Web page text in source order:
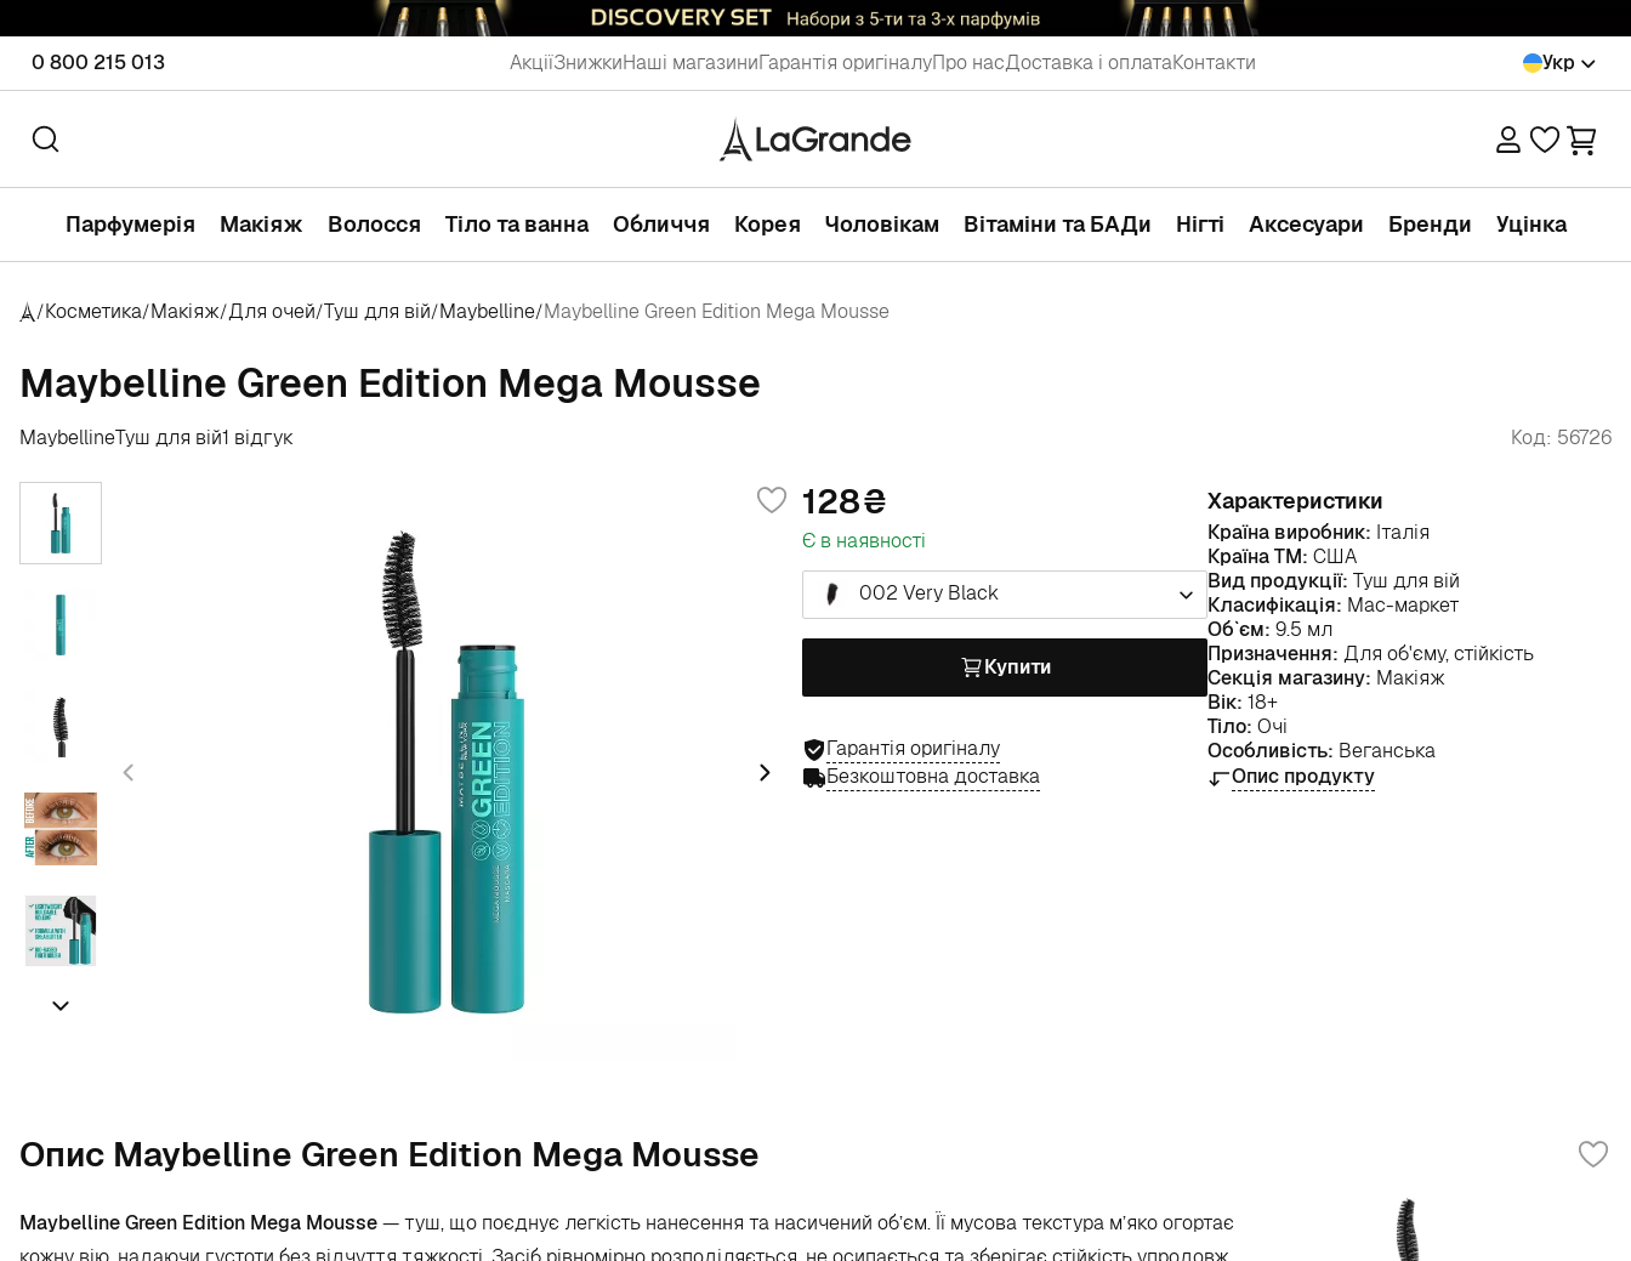
0 800 215 013 АкціїЗнижкиНаші магазиниГарантія оригіналуПро насДоставка і оплатаКонтакти Укр
Парфумерія Макіяж Волосся Тіло та ванна Обличчя Корея Чоловікам Вітаміни та БАДи Нігті Аксесуари Бренди Уцінка
/Косметика/Макіяж/Для очей/Туш для вій/Maybelline/Maybelline Green Edition Mega Mousse
Maybelline Green Edition Mega Mousse
MaybellineТуш для вій1 відгук Код: 56726
128
Є в наявності
002 Very Black
Купити
Гарантія оригіналу
Безкоштовна доставка
Характеристики
Країна виробник: Італія
Країна ТМ: США
Вид продукції: Туш для вій
Класифікація: Мас-маркет
Об`єм: 9.5 мл
Призначення: Для об'єму, стійкість
Секція магазину: Макіяж
Вік: 18+
Тіло: Очі
Особливість: Веганська
Опис продукту
Опис Maybelline Green Edition Mega Mousse
Maybelline Green Edition Mega Mousse— туш, що поєднує легкість нанесення та насичений об’єм. Її мусова текстура м’яко огортає